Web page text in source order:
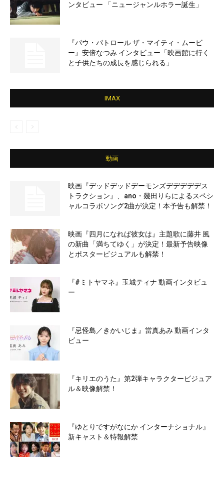
ンタビュー 「ニュージャンルホラー誕生」
『パウ・パトロール ザ・マイティ・ムービ
ー』安倍なつみ インタビュー「映画館に行く
と子供たちの成長を感じられる」
IMAX
動画
映画『デッドデッドデーモンズデデデデデス
トラクション』、ano・幾田りらによるスペシ
ャルコラボソング2曲が決定！本予告も解禁！
映画『四月になれば彼女は』主題歌に藤井 風
の新曲「満ちてゆく」が決定！最新予告映像
とポスタービジュアルも解禁！
『#ミトヤマネ』玉城ティナ 動画インタビュ
ー
『忌怪島／きかいじま』當真あみ 動画インタ
ビュー
『キリエのうた』第2弾キャラクタービジュア
ル＆映像解禁！
『ゆとりですがなにか インターナショナル』
新キャスト＆特報解禁